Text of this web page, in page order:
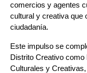
comercios y agentes
cultural y creativa que
ciudadanía.
Este impulso se
Distrito Creativo
Culturales y